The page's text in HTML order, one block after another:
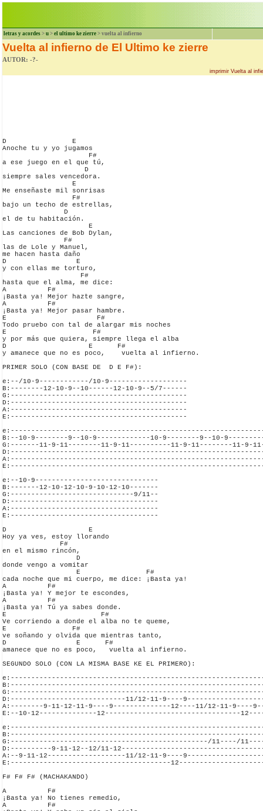
letras y acordes > u > el ultimo ke zierre > vuelta al infierno
Vuelta al infierno de El Ultimo ke zierre
AUTOR: -?-
imprimir Vuelta al
D                E
Anoche tu y yo jugamos
                     F#
a ese juego en el que tú,
                    D
siempre sales vencedora.
                 E
Me enseñaste mil sonrisas
                 F#
bajo un techo de estrellas,
               D
el de tu habitación.
                     E
Las canciones de Bob Dylan,
               F#
las de Lole y Manuel,
me hacen hasta daño
D                 E
y con ellas me torturo,
                   F#
hasta que el alma, me dice:
A          F#
¡Basta ya! Mejor hazte sangre,
A          F#
¡Basta ya! Mejor pasar hambre.
E                      F#
Todo pruebo con tal de alargar mis noches
E                     F#
y por más que quiera, siempre llega el alba
D                    E      F#
y amanece que no es poco,    vuelta al infierno.
PRIMER SOLO (CON BASE DE  D E F#):
e:--/10-9------------/10-9-------------------
B:--------12-10-9--10------12-10-9--5/7------
G:-------------------------------------------
D:-------------------------------------------
A:-------------------------------------------
E:-------------------------------------------
B:--10-9--------9--10-9-------------10-9--------9--10-
G:-------11-9-11--------11-9-11----------11-9-11--------11-9-
e:--10-9------------------------------
B:-------12-10-12-10-9-10-12-10-------
G:------------------------------9/11--
D:------------------------------------
A:------------------------------------
E:------------------------------------
D                    E
Hoy ya ves, estoy llorando
              F#
en el mismo rincón,
                  D
donde vengo a vomitar
                  E                F#
cada noche que mi cuerpo, me dice: ¡Basta ya!
A          F#
¡Basta ya! Y mejor te escondes,
A          F#
¡Basta ya! Tú ya sabes donde.
E                       F#
Ve corriendo a donde el alba no te queme,
E                F#
ve soñando y olvida que mientras tanto,
D                 E      F#
amanece que no es poco,   vuelta al infierno.
SEGUNDO SOLO (CON LA MISMA BASE KE EL PRIMERO):
D:----------------------------11/12-11-9----
A:--------9-11-12-11-9----9--------------12----11/12-11-9----
E:--10-12--------------12---------------------------------
G:------------------------------------------------/11----/
D:----------9-11-12--12/11-
A:--9-11-12-------------------11/12-11-9----
E:---------------------------------------
F# F# F# (MACHAKANDO)
A          F#
¡Basta ya! No tienes remedio,
A          F#